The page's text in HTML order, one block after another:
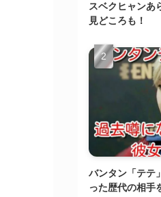
スベクヒャンあ
見どころも！
バンタン「テテ
った歴代の相手